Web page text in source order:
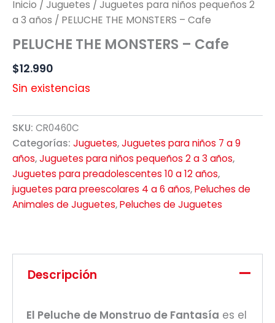
Inicio / Juguetes / Juguetes para niños pequeños 2
a 3 años / PELUCHE THE MONSTERS – Cafe
PELUCHE THE MONSTERS – Cafe
$12.990
Sin existencias
SKU: CR0460C
Categorías: Juguetes,Juguetes para niños 7 a 9
años,Juguetes para niños pequeños 2 a 3 años,
Juguetes para preadolescentes 10 a 12 años,
juguetes para preescolares 4 a 6 años,Peluches de
Animales de Juguetes,Peluches de Juguetes
Descripción
El Peluche de Monstruo de Fantasía es el